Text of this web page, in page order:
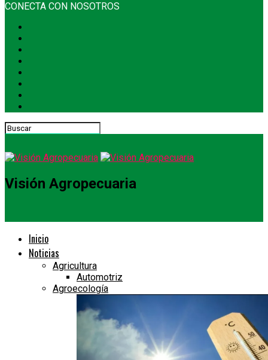
CONECTA CON NOSOTROS
Visión Agropecuaria
Inicio
Noticias
Agricultura
Automotriz
Agroecología